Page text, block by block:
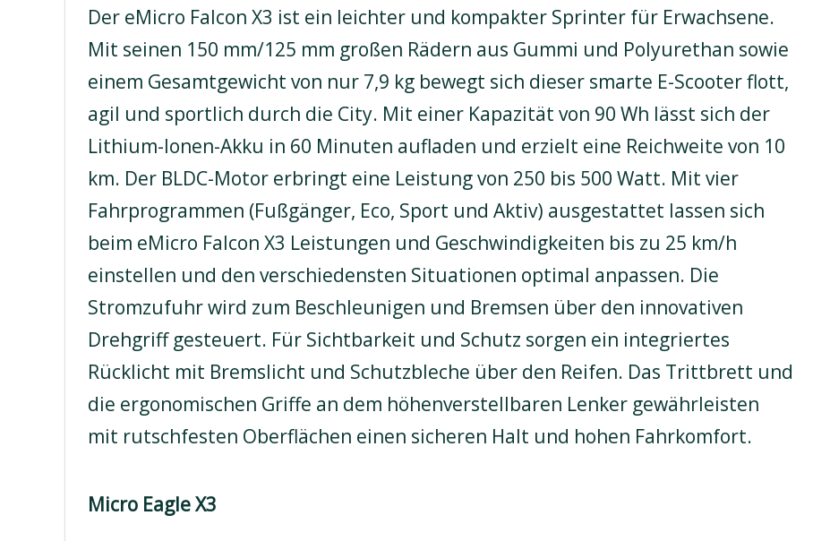
Der eMicro Falcon X3 ist ein leichter und kompakter Sprinter für Erwachsene.
Mit seinen 150 mm/125 mm großen Rädern aus Gummi und Polyurethan sowie
einem Gesamtgewicht von nur 7,9 kg bewegt sich dieser smarte E-Scooter flott,
agil und sportlich durch die City. Mit einer Kapazität von 90 Wh lässt sich der
Lithium-Ionen-Akku in 60 Minuten aufladen und erzielt eine Reichweite von 10
km. Der BLDC-Motor erbringt eine Leistung von 250 bis 500 Watt. Mit vier
Fahrprogrammen (Fußgänger, Eco, Sport und Aktiv) ausgestattet lassen sich
beim eMicro Falcon X3 Leistungen und Geschwindigkeiten bis zu 25 km/h
einstellen und den verschiedensten Situationen optimal anpassen. Die
Stromzufuhr wird zum Beschleunigen und Bremsen über den innovativen
Drehgriff gesteuert. Für Sichtbarkeit und Schutz sorgen ein integriertes
Rücklicht mit Bremslicht und Schutzbleche über den Reifen. Das Trittbrett und
die ergonomischen Griffe an dem höhenverstellbaren Lenker gewährleisten
mit rutschfesten Oberflächen einen sicheren Halt und hohen Fahrkomfort.
Micro Eagle X3